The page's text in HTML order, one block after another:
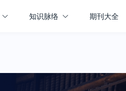
知识脉络 期刊大全